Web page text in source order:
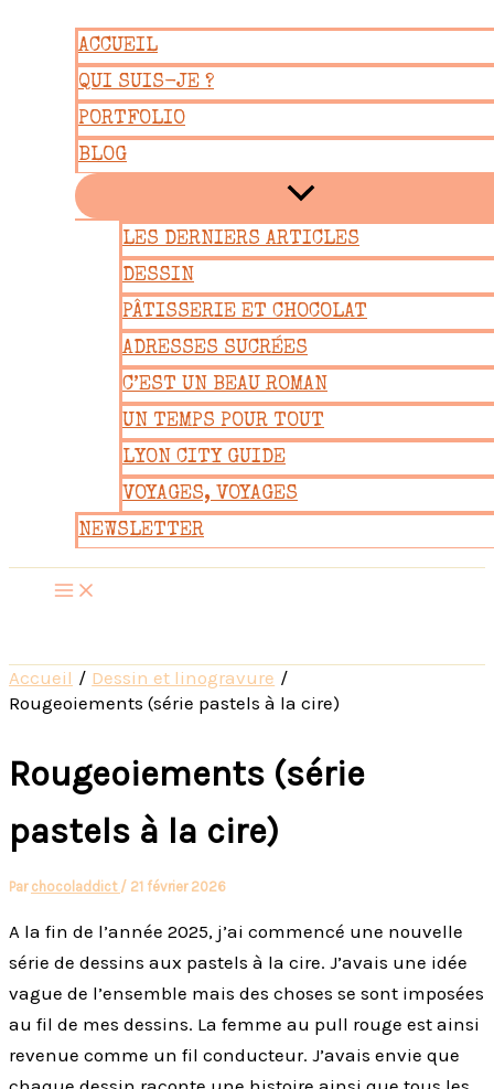
contenu
ACCUEIL
QUI SUIS-JE ?
PORTFOLIO
BLOG
LES DERNIERS ARTICLES
DESSIN
PÂTISSERIE ET CHOCOLAT
ADRESSES SUCRÉES
C’EST UN BEAU ROMAN
UN TEMPS POUR TOUT
LYON CITY GUIDE
VOYAGES, VOYAGES
NEWSLETTER
Accueil
Dessin et linogravure
Rougeoiements (série pastels à la cire)
Rougeoiements (série
pastels à la cire)
Par chocoladdict / 21 février 2026
A la fin de l’année 2025, j’ai commencé une nouvelle
série de dessins aux pastels à la cire. J’avais une idée
vague de l’ensemble mais des choses se sont imposées
au fil de mes dessins. La femme au pull rouge est ainsi
revenue comme un fil conducteur. J’avais envie que